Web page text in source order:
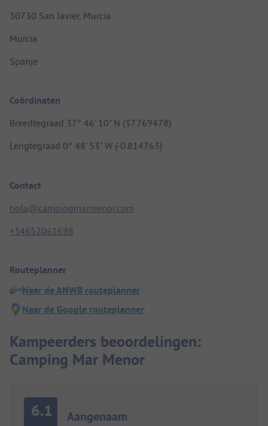
30730 San Javier, Murcia
Murcia
Spanje
Coördinaten
Breedtegraad 37° 46' 10" N (37.769478)
Lengtegraad 0° 48' 53" W (-0.814763)
Contact
hola@campingmarmenor.com
+34652061698
Routeplanner
Naar de ANWB routeplanner
Naar de Google routeplanner
Kampeerders beoordelingen:
Camping Mar Menor
6.1 Aangenaam